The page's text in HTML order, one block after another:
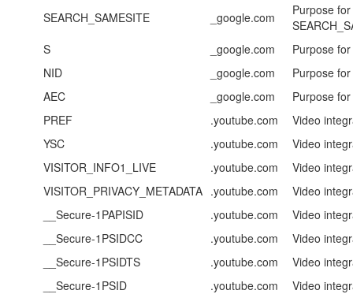
SEARCH_SAMESITE
_google.com
Purpose for
S
_google.com
Purpose
NID
_google.com
Purpose
AEC
_google.com
Purpose
PREF
.youtube.com
Video
YSC
.youtube.com
Video
VISITOR_INFO1_LIVE
.youtube.com
Video
VISITOR_PRIVACY_METADATA .youtube.com
Video
__Secure-1PAPISID
.youtube.com
Video
__Secure-1PSIDCC
.youtube.com
Video
__Secure-1PSIDTS
.youtube.com
Video
__Secure-1PSID
.youtube.com
Video